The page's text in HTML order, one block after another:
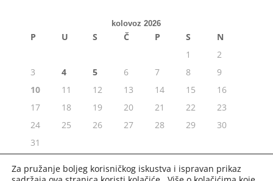
kolovoz 2026
P U S Č P S
N
1
2
3
4 5 6 7 8
9
10
11 12 13 14 15
16
17
18 19 20 21 22
23
24
25 26 27 28 29
30
31
« srp
Za pružanje boljeg korisničkog iskustva i ispravan prikaz